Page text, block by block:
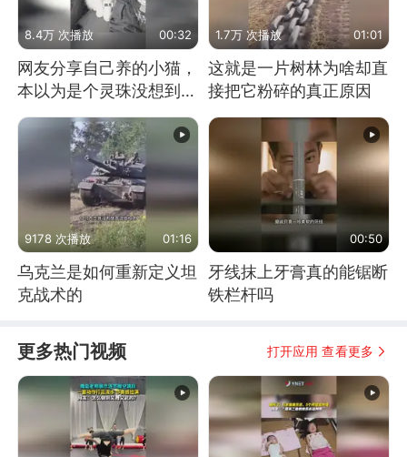
8.4万 次播放 00:32
网友分享自己养的小猫，
本以为是个灵珠没想到是
魔丸
1.7万 次播放 01:01
这就是一片树林为啥却直
接把它粉碎的真正原因
9178 次播放 01:16
乌克兰是如何重新定义坦
克战术的
00:50
牙线抹上牙膏真的能锯断
铁栏杆吗
更多热门视频 打开应用 查看更多